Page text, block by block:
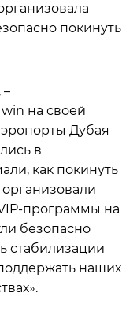
покинуть
–
на своей
Дубая
в
как покинуть
программы на
безопасно
стабилизации
наших